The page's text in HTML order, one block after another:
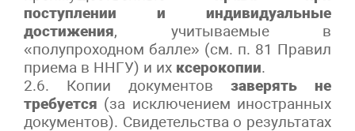
поступлении и индивидуальные
достижения, учитываемые в
«полупроходном балле» (см. п. 81 Правил
приема в ННГУ) и их ксерокопии.
2.6. Копии документов заверять не
требуется (за исключением иностранных
документов). Свидетельства о результатах